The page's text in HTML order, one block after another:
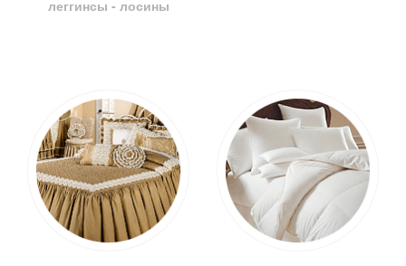
леггинсы - лосины